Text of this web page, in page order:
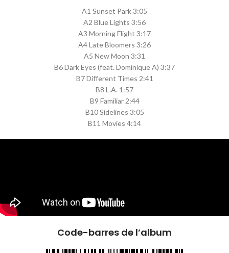
A1 Sunset Park 3:05
A2 Blue Lights 3:56
A3 Morning Flight 3:17
A4 Late Bloomers 3:26
A5 New Moon 3:31
B6 Dark Eyes (feat. Dominique A) 3:37
B7 Different Times 2:41
B8 L.A. 1:57
B9 Familiar 2:44
B10 Sidelines 3:05
B11 Movies 4:14
Code-barres de l’album